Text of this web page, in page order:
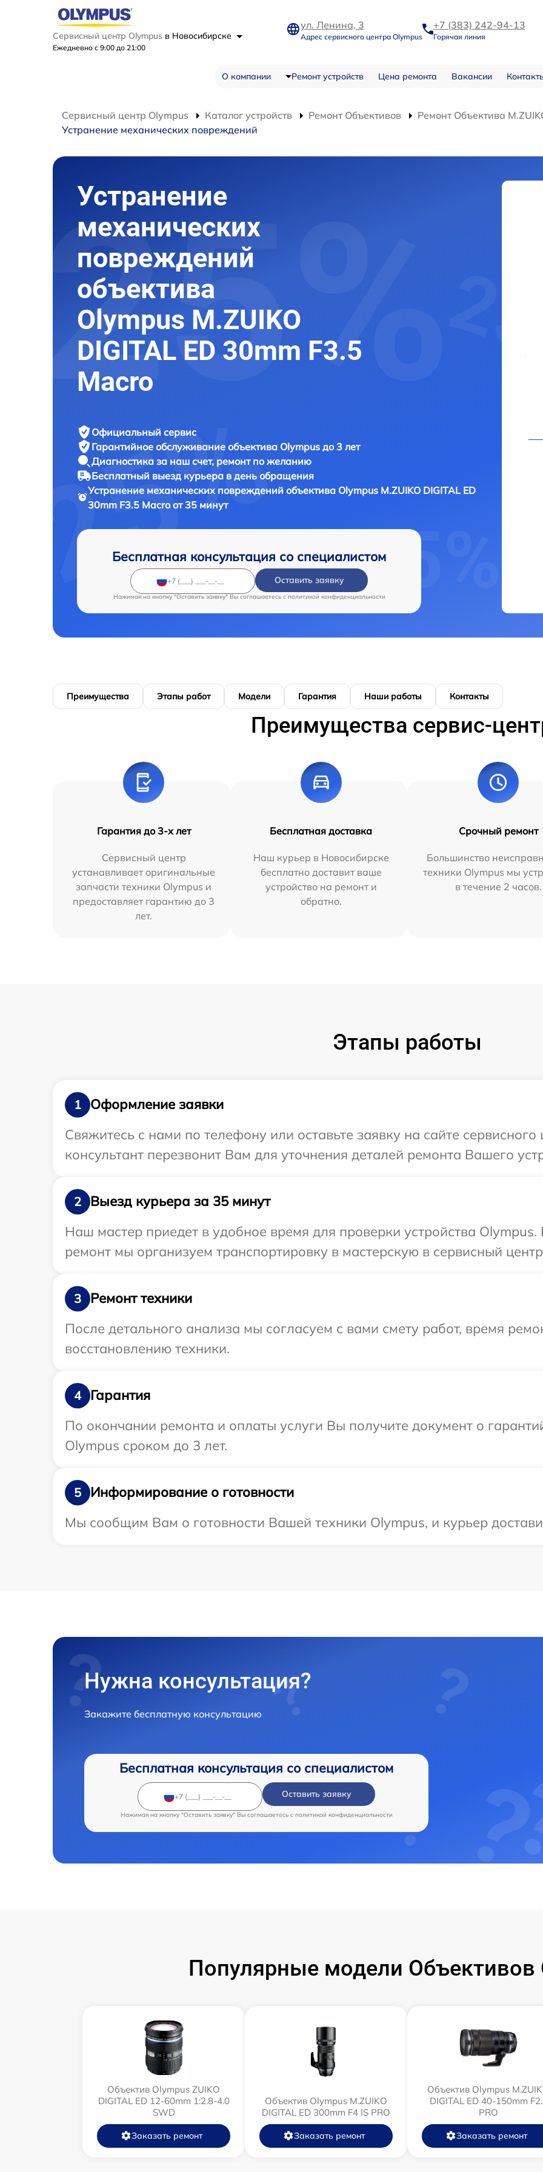
Сервисный центр Olympus в Новосибирске
Ежедневно с 9:00 до 21:00
ул. Ленина, 3
Адрес сервисного центра Olympus
+7 (383) 242-94-13
Горячая линия
О компании Ремонт устройств Цена ремонта Вакансии
Сервисный центр Olympus Каталог устройств Ремонт Объективов
Ремонт Объектива
Устранение механических повреждений
Устранение
механических
повреждений
объектива
Olympus M.ZUIKO
DIGITAL ED 30mm F3.5
Macro
Официальный сервис
Гарантийное обслуживание объектива Olympus до 3 лет
Диагностика за наш счет, ремонт по желанию
Бесплатный выезд курьера в день обращения
Устранение механических повреждений объектива Olympus M.ZUIKO DIGITAL ED
30mm F3.5 Macro от 35 минут
Бесплатная консультация со специалистом
Оставить заявку
Нажимая на кнопку "Оставить заявку" Вы соглашаетесь c политикой конфиденциальности
Преимущества Этапы работ Модели Гарантия Наши работы Контакты
Преимущества сервис-
Гарантия до 3-х лет
Сервисный центр
устанавливает оригинальные
запчасти техники Olympus и
предоставляет гарантию до 3
лет.
Бесплатная доставка
Наш курьер в Новосибирске
бесплатно доставит ваше
устройство на ремонт и
обратно.
Срочный ремонт
Большинство
техники Olympus мы
в течение 2 часов.
Этапы работы
1
Оформление заявки
Свяжитесь с нами по телефону или оставьте заявку на сайте
консультант перезвонит Вам для уточнения деталей ремонта Вашего
2
Выезд курьера за 35 минут
Наш мастер приедет в удобное время для проверки устройства Olympus.
ремонт мы организуем транспортировку в мастерскую в сервисный
3
Ремонт техники
После детального анализа мы согласуем с вами смету работ, время
восстановлению техники.
4
Гарантия
По окончании ремонта и оплаты услуги Вы получите документ о
Olympus сроком до 3 лет.
5
Информирование о готовности
Мы сообщим Вам о готовности Вашей техники Olympus, и курьер
Нужна консультация?
Закажите бесплатную консультацию
Бесплатная консультация со специалистом
Оставить заявку
Нажимая на кнопку "Оставить заявку" Вы соглашаетесь c политикой конфиденциальности
Популярные модели Объективов
Объектив Olympus ZUIKO
DIGITAL ED 12-60mm 1:2.8-4.0
SWD
Заказать ремонт
Объектив Olympus M.ZUIKO
DIGITAL ED 300mm F4 IS PRO
Заказать ремонт
Объектив Olympus
DIGITAL ED 40-150mm
PRO
Заказать ремонт